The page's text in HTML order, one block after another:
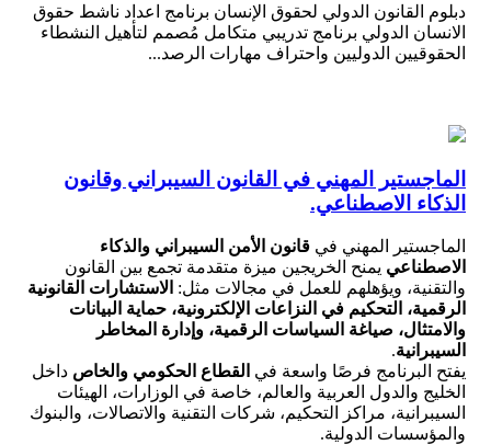
دبلوم القانون الدولي لحقوق الإنسان برنامج اعداد ناشط حقوق
الانسان الدولي برنامج تدريبي متكامل مُصمم لتأهيل النشطاء
الحقوقيين الدوليين واحتراف مهارات الرصد...
الماجستير المهني في القانون السيبراني وقانون
الذكاء الاصطناعي.
الماجستير المهني في قانون الأمن السيبراني والذكاء
الاصطناعي يمنح الخريجين ميزة متقدمة تجمع بين القانون
والتقنية، ويؤهلهم للعمل في مجالات مثل: الاستشارات القانونية
الرقمية، التحكيم في النزاعات الإلكترونية، حماية البيانات
والامتثال، صياغة السياسات الرقمية، وإدارة المخاطر
السيبرانية.
يفتح البرنامج فرصًا واسعة في القطاع الحكومي والخاص داخل
الخليج والدول العربية والعالم، خاصة في الوزارات، الهيئات
السيبرانية، مراكز التحكيم، شركات التقنية والاتصالات، والبنوك
والمؤسسات الدولية.